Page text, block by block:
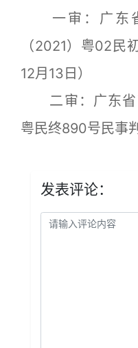
一审：广东省
（2021）粤02民
12月13日）
二审：广东省
粤民终890号民事
发表评论：